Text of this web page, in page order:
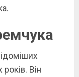
Він